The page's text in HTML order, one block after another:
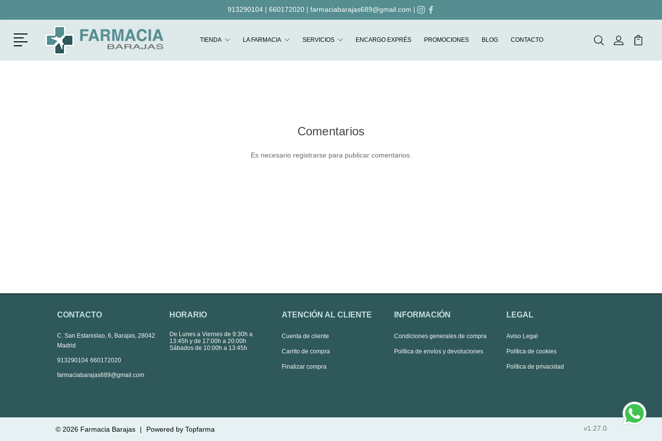
913290104| 660172020| farmaciabarajas689@gmail.com |
Menú TIENDA LA FARMACIA SERVICIOS ENCARGO EXPRÉS PROMOCIONES BLOG CONTACTO BuscarMi Cuenta
Mi
Comentarios
Es necesario registrarse para publicar comentarios.
CONTACTO
C. San Estanislao, 6, Barajas, 28042
Madrid
913290104 660172020
farmaciabarajas689@gmail.com
HORARIO
De Lunes a Viernes de 9:30h a
13:45h y de 17:00h a 20:00h
Sábados de 10:00h a 13:45h
ATENCIÓN AL CLIENTE
Cuenta de cliente
Carrito de compra
Finalizar compra
INFORMACIÓN
Condiciones generales de compra
Política de envíos y devoluciones
LEGAL
Aviso Legal
Política de cookies
Política de privacidad
© 2026 Farmacia Barajas | Powered by Topfarma v1.27.0